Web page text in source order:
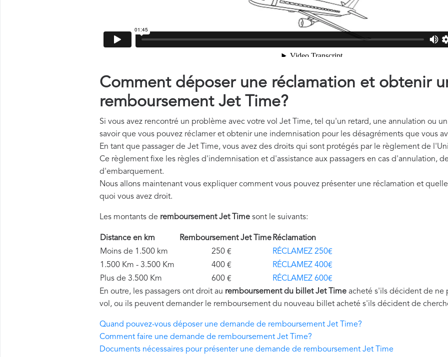
Comment déposer une réclamation et obtenir
remboursement Jet Time?
Si vous avez rencontré un problème avec votre vol Jet Time, tel qu'un retard, une annulation ou
savoir que vous pouvez réclamer et obtenir une indemnisation pour les désagréments que vous
En tant que passager de Jet Time, vous avez des droits qui sont protégés par le règlement de
Ce règlement fixe les règles d'indemnisation et d'assistance aux passagers en cas d'annulation,
d'embarquement.
Nous allons maintenant vous expliquer comment vous pouvez présenter une réclamation et
quoi vous avez droit.
Les montants de remboursement Jet Time sont le suivants:
Distance en km Remboursement Jet Time Réclamation
Moins de 1.500 km
250 €
RÉCLAMEZ 250€
1.500 Km - 3.500 Km
400 €
RÉCLAMEZ 400€
Plus de 3.500 Km
600 €
RÉCLAMEZ 600€
En outre, les passagers ont droit au remboursement du billet Jet Time acheté s'ils décident de ne
vol, ou ils peuvent demander le remboursement du nouveau billet acheté s'ils décident de
Quand pouvez-vous déposer une demande de remboursement Jet Time?
Comment faire une demande de remboursement Jet Time?
Documents nécessaires pour présenter une demande de remboursement Jet Time